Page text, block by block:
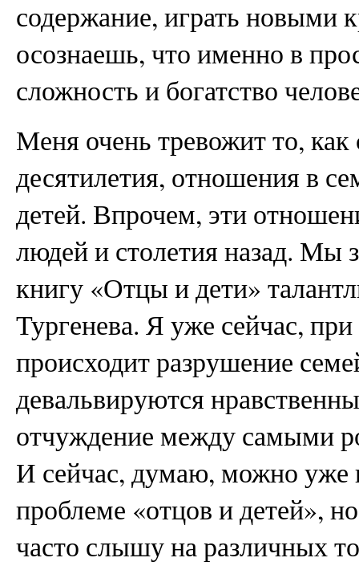
содержание, играть новыми
осознаешь, что именно в
сложность и богатство
Меня очень тревожит то,
десятилетия, отношения в
детей. Впрочем, эти
людей и столетия назад. Мы
книгу «Отцы и дети»
Тургенева. Я уже сейчас,
происходит разрушение
девальвируются
отчуждение между самыми
И сейчас, думаю, можно уже
проблеме «отцов и детей»,
часто слышу на различных